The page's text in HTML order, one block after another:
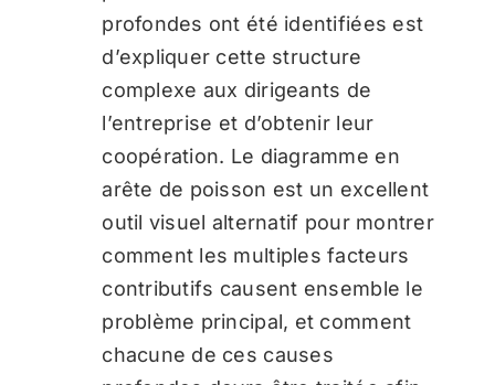
profondes ont été identifiées est
d’expliquer cette structure
complexe aux dirigeants de
l’entreprise et d’obtenir leur
coopération. Le diagramme en
arête de poisson est un excellent
outil visuel alternatif pour montrer
comment les multiples facteurs
contributifs causent ensemble le
problème principal, et comment
chacune de ces causes